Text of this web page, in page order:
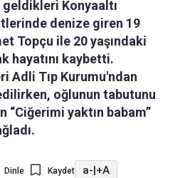
Konyaaltı
denize giren 19
Topçu ile 20 yaşındaki
hayatını kaybetti.
Adli Tıp Kurumu'ndan
oğlunun tabutunu
“Ciğerimi yaktın babam”
Dinle Kaydet a- +A